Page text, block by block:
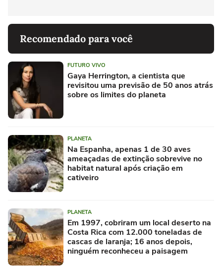
Recomendado para você
FUTURO VIVO
Gaya Herrington, a cientista que
revisitou uma previsão de 50 anos atrás
sobre os limites do planeta
PLANETA
Na Espanha, apenas 1 de 30 aves
ameaçadas de extinção sobrevive no
habitat natural após criação em
cativeiro
PLANETA
Em 1997, cobriram um local deserto na
Costa Rica com 12.000 toneladas de
cascas de laranja; 16 anos depois,
ninguém reconheceu a paisagem